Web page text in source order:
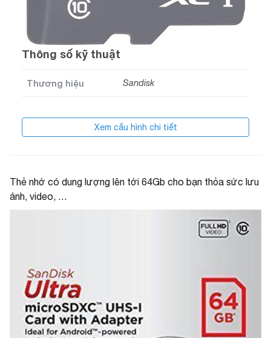
Thông số kỹ thuật
Thương hiệu Sandisk
Xem cấu hình chi tiết
Thẻ nhớ có dung lượng lên tới 64Gb cho bạn thỏa sức lưu
ảnh, video, …